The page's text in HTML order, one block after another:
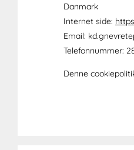
Danmark
Internet side:
Email:
Telefonnummer:
Denne